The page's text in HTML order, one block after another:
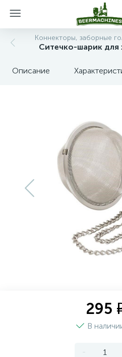
Коннекторы, заборные
Ситечко-шарик для
Описание
295
В
-